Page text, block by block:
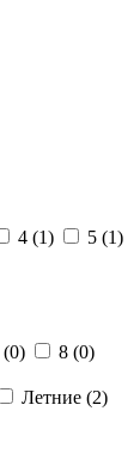
4 (1) 5 (1)
(0) 8 (0)
Летние (2)